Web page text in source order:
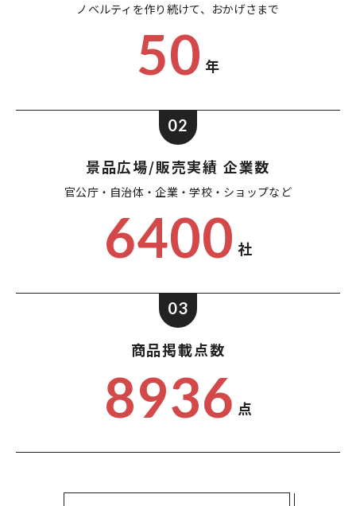
ノベルティを作り続けて、 おかげさまで
50 年
02
景品広場/販売実績 企業数
官公庁・自治体・企業・学校・ショップなど
6400 社
03
商品掲載点数
8936 点